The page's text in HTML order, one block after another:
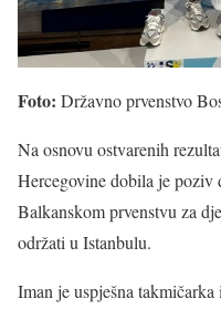
Foto: Državno prvenstvo
Na osnovu ostvarenih
Hercegovine dobila je poziv
Balkanskom prvenstvu za
održati u Istanbulu.
Iman je uspješna